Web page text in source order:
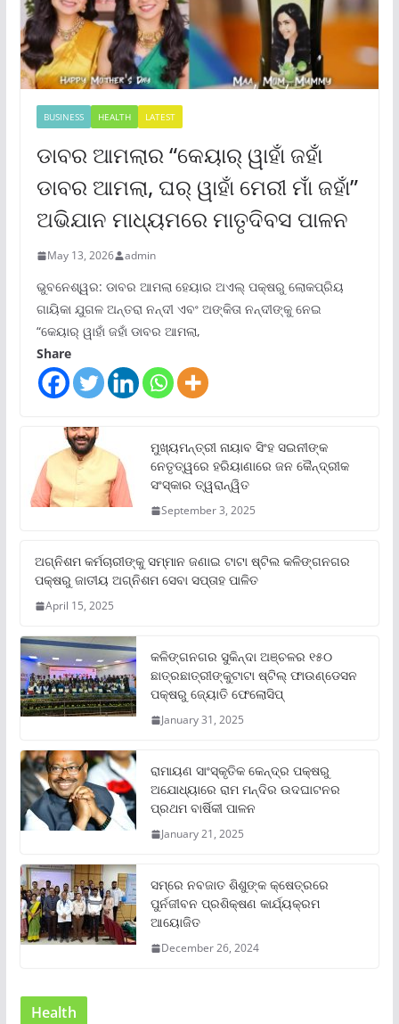
BUSINESS HEALTH LATEST
ଡାବର ଆମଲାର “କେୟାର୍ ୱାହାଁ ଜହାଁ
ଡାବର ଆମଲା, ଘର୍ ୱାହାଁ ମେରୀ ମାଁ ଜହାଁ”
ଅଭିଯାନ ମାଧ୍ୟମରେ ମାତୃଦିବସ ପାଳନ
May 13, 2026 admin
ଭୁବନେଶ୍ୱର: ଡାବର ଆମଲା ହେୟାର ଅଏଲ୍ ପକ୍ଷରୁ ଲୋକପ୍ରିୟ
ଗାୟିକା ଯୁଗଳ ଅନ୍ତରା ନନ୍ଦୀ ଏବଂ ଅଙ୍କିତା ନନ୍ଦୀଙ୍କୁ ନେଇ
“କେୟାର୍ ୱାହାଁ ଜହାଁ ଡାବର ଆମଲା,
Share
ମୁଖ୍ୟମନ୍ତ୍ରୀ ନାୟାବ ସିଂହ ସଇନୀଙ୍କ
ନେତୃତ୍ୱରେ ହରିୟାଣାରେ ଜନ କୈନ୍ଦ୍ରୀକ
ସଂସ୍କାର ତ୍ୱରାନ୍ୱିତ
September 3, 2025
ଅଗ୍ନିଶମ କର୍ମଚାରୀଙ୍କୁ ସମ୍ମାନ ଜଣାଇ ଟାଟା ଷ୍ଟିଲ କଳିଙ୍ଗନଗର
ପକ୍ଷରୁ ଜାତୀୟ ଅଗ୍ନିଶମ ସେବା ସପ୍ତାହ ପାଳିତ
April 15, 2025
କଳିଙ୍ଗନଗର ସୁକିନ୍ଦା ଅଞ୍ଚଳର ୧୫୦
ଛାତ୍ରଛାତ୍ରୀଙ୍କୁଟାଟା ଷ୍ଟିଲ୍ ଫାଉଣ୍ଡେସନ
ପକ୍ଷରୁ ଜ୍ୟୋତି ଫେଲୋସିପ୍‌
January 31, 2025
ରାମାୟଣ ସାଂସ୍କୃତିକ କେନ୍ଦ୍ର ପକ୍ଷରୁ
ଅଯୋଧ୍ୟାରେ ରାମ ମନ୍ଦିର ଉଦଘାଟନର
ପ୍ରଥମ ବାର୍ଷିକୀ ପାଳନ
January 21, 2025
ସମ୍‌ରେ ନବଜାତ ଶିଶୁଙ୍କ କ୍ଷେତ୍ରରେ
ପୁର୍ନଜୀବନ ପ୍ରଶିକ୍ଷଣ କାର୍ଯ୍ୟକ୍ରମ
ଆୟୋଜିତ
December 26, 2024
Health